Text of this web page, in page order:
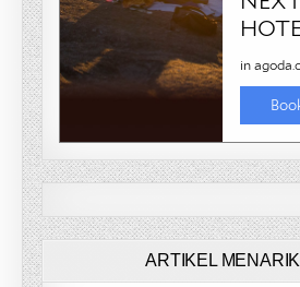
ARTIKEL MENARIK